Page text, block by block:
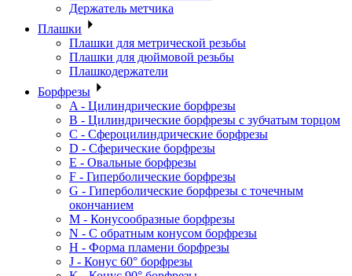
Держатель метчика
Плашки
Плашки для метрической резьбы
Плашки для дюймовой резьбы
Плашкодержатели
Борфрезы
A - Цилиндрические борфрезы
B - Цилиндрические борфрезы с зубчатым торцом
C - Сфероцилиндрические борфрезы
D - Сферические борфрезы
E - Овальные борфрезы
F - Гиперболические борфрезы
G - Гиперболические борфрезы с точечным
окончанием
M - Конусообразные борфрезы
N - С обратным конусом борфрезы
H - Форма пламени борфрезы
J - Конус 60° борфрезы